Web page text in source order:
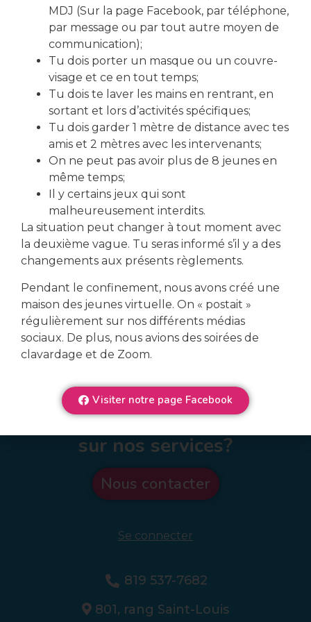
télécharger le formulaire d'inscription
Partager cet événement
Veux-tu en connaître plus
sur nos services?
Nous contacter
Se connecter
819 537-7682
801, rang Saint-Louis
MDJ (Sur la page Facebook, par téléphone,
par message ou par tout autre moyen de
communication);
Tu dois porter un masque ou un couvre-
visage et ce en tout temps;
Tu dois te laver les mains en rentrant, en
sortant et lors d’activités spécifiques;
Tu dois garder 1 mètre de distance avec tes
amis et 2 mètres avec les intervenants;
On ne peut pas avoir plus de 8 jeunes en
même temps;
Il y certains jeux qui sont
malheureusement interdits.
La situation peut changer à tout moment avec
la deuxième vague. Tu seras informé s’il y a des
changements aux présents règlements.
Pendant le confinement, nous avons créé une
maison des jeunes virtuelle. On « postait »
régulièrement sur nos différents médias
sociaux. De plus, nous avions des soirées de
clavardage et de Zoom.
Visiter notre page Facebook